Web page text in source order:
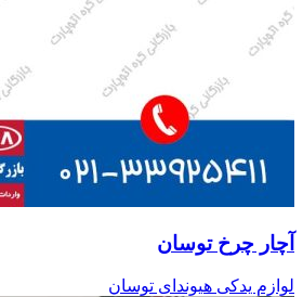
آچار چرخ توسان
لوازم یدکی هیوندای توسان